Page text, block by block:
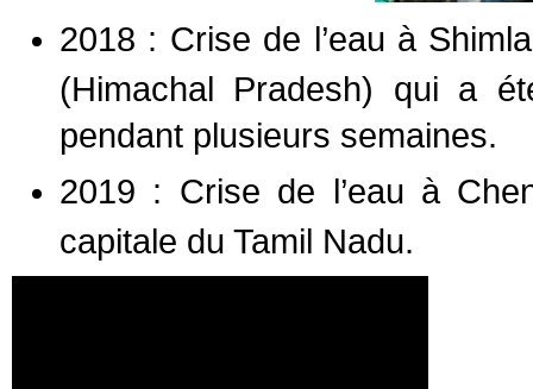
2018 : Crise de l’eau à
(Himachal Pradesh) qui a
pendant plusieurs semaines.
2019 : Crise de l’eau à
capitale du Tamil Nadu.